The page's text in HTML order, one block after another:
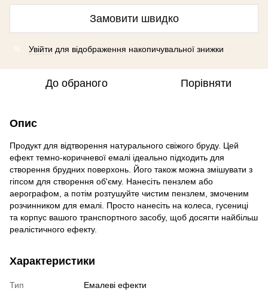
Замовити швидко
% Увійти для відображення накопичувальної знижки
До обраного Порівняти
Опис
Продукт для відтворення натурального свіжого бруду. Цей
ефект темно-коричневої емалі ідеально підходить для
створення брудних поверхонь. Його також можна змішувати з
гіпсом для створення об'єму. Нанесіть пензлем або
аерографом, а потім розтушуйте чистим пензлем, змоченим
розчинником для емалі. Просто нанесіть на колеса, гусениці
та корпус вашого транспортного засобу, щоб досягти найбільш
реалістичного ефекту.
Характеристики
Тип Емалеві ефекти